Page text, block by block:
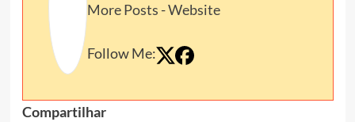
More Posts -Website
Follow Me:
Compartilhar